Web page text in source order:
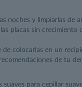
noches y limpiarlas de
placas sin
de colocarlas en un
de tu
para cepillar